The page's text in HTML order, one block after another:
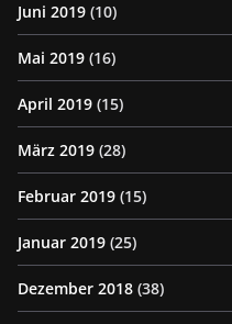
Juni 2019 (10)
Mai 2019 (16)
April 2019 (15)
März 2019 (28)
Februar 2019 (15)
Januar 2019 (25)
Dezember 2018 (38)